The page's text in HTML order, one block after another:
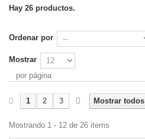
Hay 26 productos.
Ordenar por
Mostrar
por página
Mostrar todos
1 2 3
Mostrando 1 - 12 de 26 items